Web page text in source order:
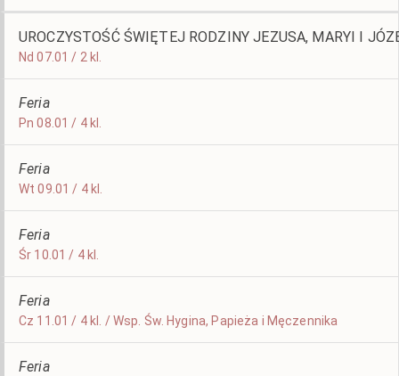
UROCZYSTOŚĆ ŚWIĘTEJ RODZINY JEZUSA, MARYI I
Nd 07.01 / 2 kl.
Feria
Pn 08.01 / 4 kl.
Feria
Wt 09.01 / 4 kl.
Feria
Śr 10.01 / 4 kl.
Feria
Cz 11.01 / 4 kl. / Wsp. Św. Hygina, Papieża i Męczennika
Feria